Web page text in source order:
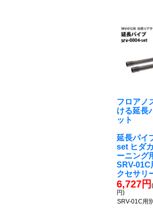
フロアノ
ける延長
ット
延長パイ
set ヒダ
ーニング
SRV-01C
クセサリ
6,727円
円)
SRV-01C用